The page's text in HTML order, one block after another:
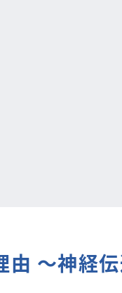
由 ～神経